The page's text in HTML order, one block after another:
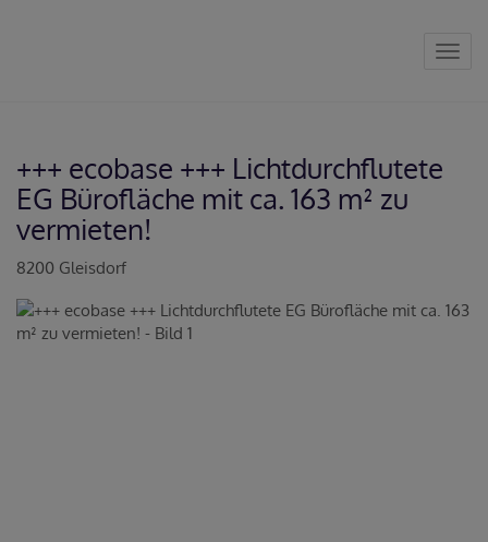
+++ ecobase +++ Lichtdurchflutete
EG Bürofläche mit ca. 163 m² zu
vermieten!
8200 Gleisdorf